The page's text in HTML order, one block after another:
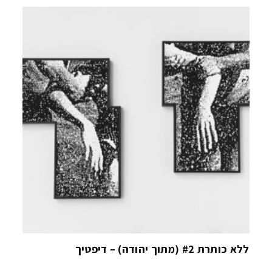
ללא כותרת #2 (מתוך יהודה) – דיפטיך